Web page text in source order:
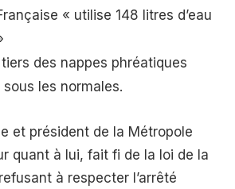
« utilise 148 litres d’eau
des nappes phréatiques
les normales.
et président de la Métropole
quant à lui, fait fi de la loi de la
à respecter l’arrêté